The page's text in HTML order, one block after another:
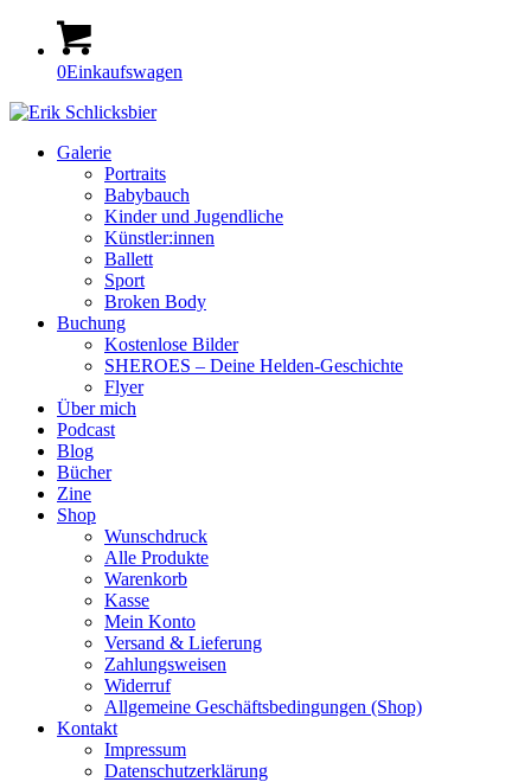
0Einkaufswagen
Galerie
Portraits
Babybauch
Kinder und Jugendliche
Künstler:innen
Ballett
Sport
Broken Body
Buchung
Kostenlose Bilder
SHEROES – Deine Helden-Geschichte
Flyer
Über mich
Podcast
Blog
Bücher
Zine
Shop
Wunschdruck
Alle Produkte
Warenkorb
Kasse
Mein Konto
Versand & Lieferung
Zahlungsweisen
Widerruf
Allgemeine Geschäftsbedingungen (Shop)
Kontakt
Impressum
Datenschutzerklärung